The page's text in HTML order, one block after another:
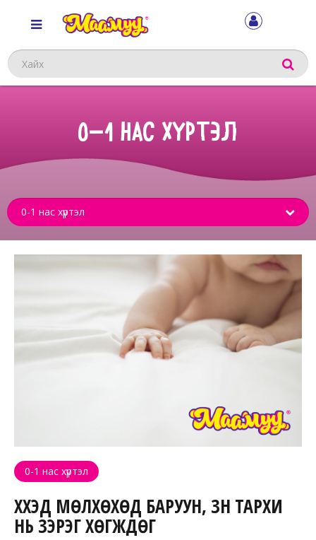
Хайх
0-1 НАС ХҮРТЭЛ
0-1 нас хүртэл
ХҮҮХЭД МӨЛХӨХӨД БАРУУН, ЗҮҮН ТАРХИ
НЬ ЗЭРЭГ ХӨГЖДӨГ